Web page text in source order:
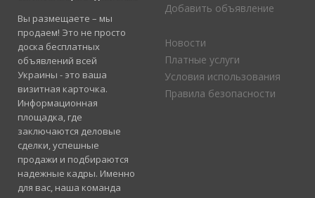
Вы размещаете – мы
продаем! Это не просто
доска бесплатных
объявлений всей
Украины - это ваша
визитная карточка.
Информационная
площадка, где
заключаются деловые
сделки, успешные
продажи и подбираются
надежные кадры. Именно
для вас, наша команда
Добавить объявление
Новости
Платные услуги
Условия использования
Правила безопасности